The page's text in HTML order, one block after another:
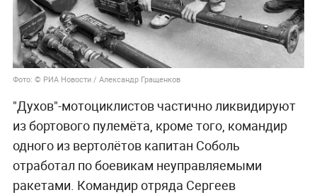
Фото: © РИА Новости / Александр Гращенков
"Духов"-мотоциклистов частично ликвидируют
из бортового пулемёта, кроме того, командир
одного из вертолётов капитан Соболь
отработал по боевикам неуправляемыми
ракетами. Командир отряда Сергеев